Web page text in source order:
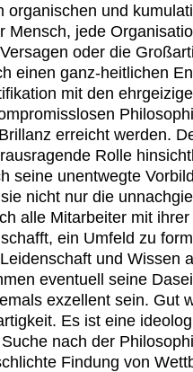
organischen und
Mensch, jede
oder die
einen ganz-heitlichen
mit den
erreicht werden.
Rolle
seine unentwegte
nicht nur die
alle Mitarbeiter mit
ein Umfeld zu
und Wissen
eventuell seine
exzellent sein. Gut
Es ist eine
nach der
Findung von